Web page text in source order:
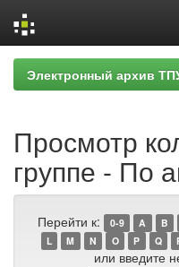
Skip
navigation
Электронный архив
Просмотр
группе - По
Перейти к: 0-9 A B
L
M N O P Q
или введите